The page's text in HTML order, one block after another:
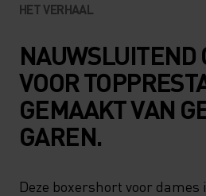
HET VERHAAL
NAUWSLUITEND
VOOR
GEMAAKT VAN
GAREN.
Deze boxershort voor dames